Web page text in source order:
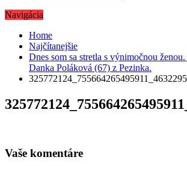
Navigácia
Home
Najčítanejšie
Dnes som sa stretla s výnimočnou
Danka Poláková (67) z Pezinka.
Vaše komentáre